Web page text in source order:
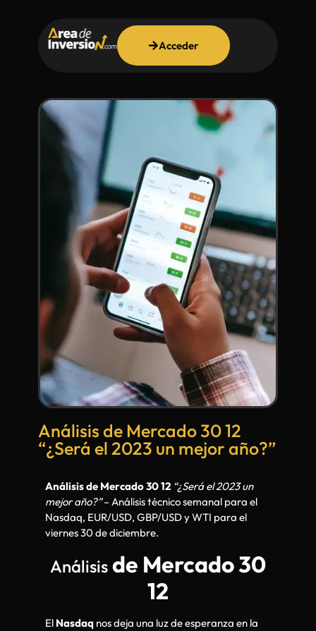
Acceder
Análisis de Mercado 30 12
“¿Será el 2023 un mejor año?”
Análisis de Mercado 30 12 “¿Será el 2023 un
mejor año?”– Análisis técnico semanal para el
Nasdaq, EUR/USD, GBP/USD y WTI para el
viernes 30 de diciembre.
Análisis de Mercado 30
12
El Nasdaq nos deja una luz de esperanza en la